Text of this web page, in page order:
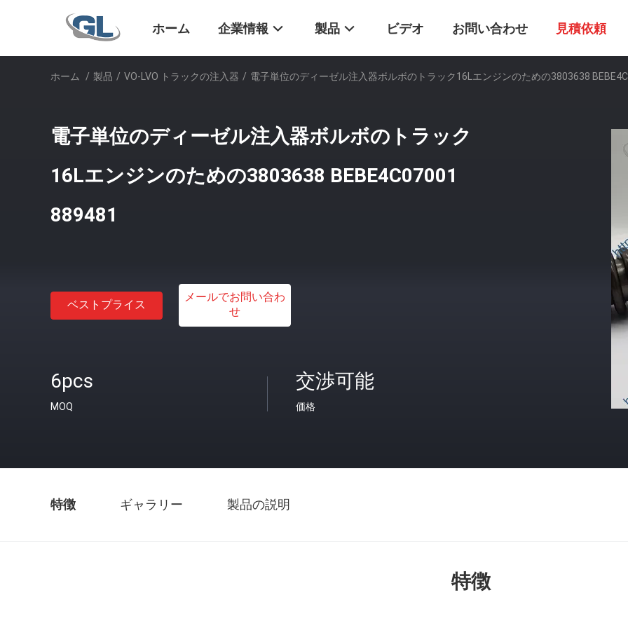
ホーム 企業情報 製品 ビデオ お問い合わせ 見積依頼
ホーム / 製品 / VO-LVO トラックの注入器 / 電子単位のディーゼル注入器ボルボのトラック16Lエンジンのための3803638
電子単位のディーゼル注入器ボルボのトラック
16Lエンジンのための3803638 BEBE4C07001
889481
ベストプライス
メールでお問い合わ
せ
6pcs
MOQ
交渉可能
価格
特徴 ギャラリー 製品の説明
特徴